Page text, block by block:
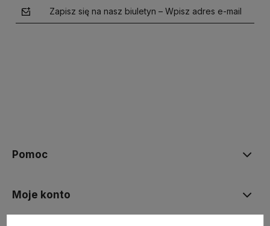
Zapisz się na nasz biuletyn – Wpisz adres e-mail
Pomoc
Moje konto